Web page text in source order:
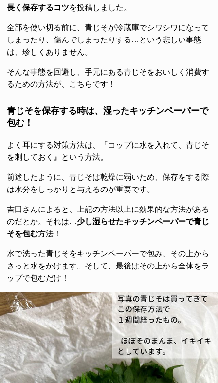
長く保存するコツを投稿しました。
全部を使い切る前に、青じそが冷蔵庫でシワシワになって
しまったり、傷んでしまったりする…という悲しい事態
は、珍しくありません。
そんな事態を回避し、手元にある青じそをおいしく消費す
るための方法が、こちらです！
青じそを保存する時は、湿ったキッチンペーパーで
包む！
よく耳にする対策方法は、『コップに水を入れて、青じそ
を刺しておく』という方法。
前述したように、青じそは乾燥に弱いため、保存をする際
は水分をしっかりと与えるのが重要です。
吉田さんによると、上記の方法以上に効果的な方法がある
のだとか。それは…少し湿らせたキッチンペーパーで青じ
そを包む方法！
水で洗った青じそをキッチンペーパーで包み、その上から
さっと水をかけます。そして、最後はその上から全体をラ
ップで包むだけ！